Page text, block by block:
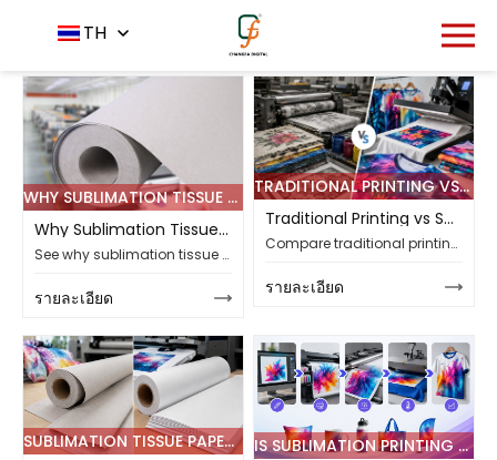
TH
หน้าหลัก - ข่าวอุตสาหกรรม
WHY SUBLIMATION TISSUE PAPER MATTERS IN HIGH-VOLUME TEXTILE PRODUCTION
Why Sublimation Tissue Paper Matters in High-Volume Textile Production
See why sublimation tissue paper matters in textile production, from cleaner heat transfer lines to less back staining, ghosting, downtime, and rework.
รายละเอียด
TRADITIONAL PRINTING VS SUBLIMATION PRINTING: WHICH FITS MODERN NEEDS
Traditional Printing vs Sublimation Printing: Which Fits Modern Needs
Compare traditional printing and sublimation printing for textile buyers, with cost, fabric limits, color detail, workflow waste, and supplier matching checks.
รายละเอียด
SUBLIMATION TISSUE PAPER VS. SUBLIMATION PAPER: WHAT SHOULD BUYERS KNOW
IS SUBLIMATION PRINTING PROCESS THE KEY TO IDEAL INDUSTRIAL PRINTS